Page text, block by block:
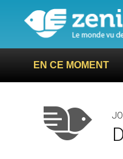
EN CE MOMENT